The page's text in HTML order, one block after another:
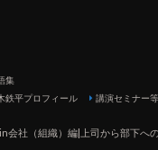
集
鉄平プロフィール 講演セミナー
会社（組織）編|上司から部下へ